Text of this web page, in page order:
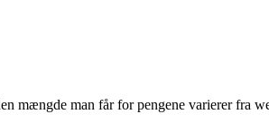
mængde man får for pengene varierer fra